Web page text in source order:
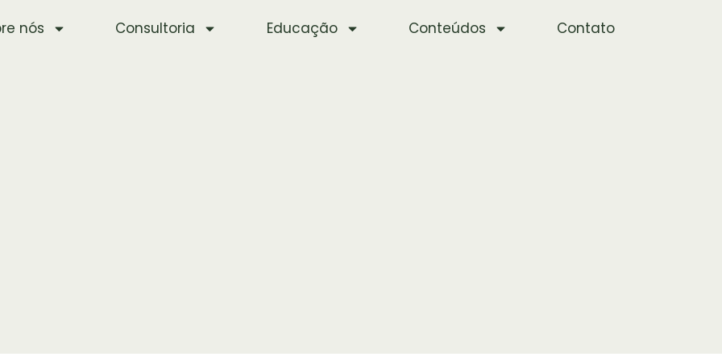
nós Consultoria Educação Conteúdos Contato